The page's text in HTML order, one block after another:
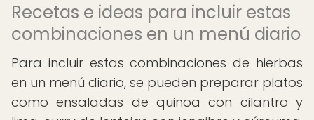
Recetas e ideas para incluir estas
combinaciones en un menú diario
Para incluir estas combinaciones de hierbas
en un menú diario, se pueden preparar platos
como ensaladas de quinoa con cilantro y